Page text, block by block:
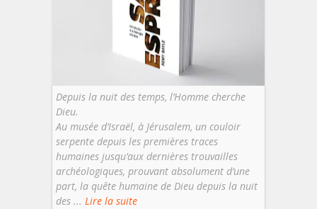
Depuis la nuit des temps, l’Homme cherche
Dieu.
Au musée d’Israël, à Jérusalem, un couloir
serpente depuis les premières traces
humaines jusqu’aux dernières trouvailles
archéologiques, prouvant absolument d’une
part, la quête humaine de Dieu depuis la nuit
des ... Lire la suite